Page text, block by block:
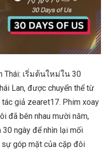
Thái: เริ่มต้นใหม่ใน 30
Lan, được chuyển thể từ
giả zearet17. Phim xoay
đã bên nhau mười năm,
30 ngày để nhìn lại mối
sự góp mặt của cặp đôi